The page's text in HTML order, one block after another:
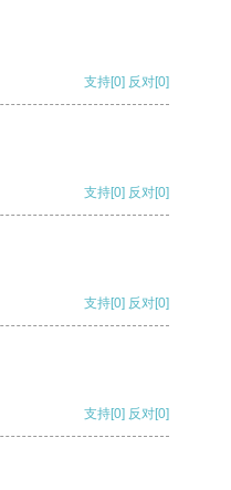
支持[0] 反对[0]
支持[0] 反对[0]
支持[0] 反对[0]
支持[0] 反对[0]